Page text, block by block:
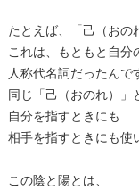
たとえば、「己（おの
これは、もともと自分
人称代名詞だったんで
同じ「己（おのれ）」
自分を指すときにも
相手を指すときにも使
この陰と陽とは、